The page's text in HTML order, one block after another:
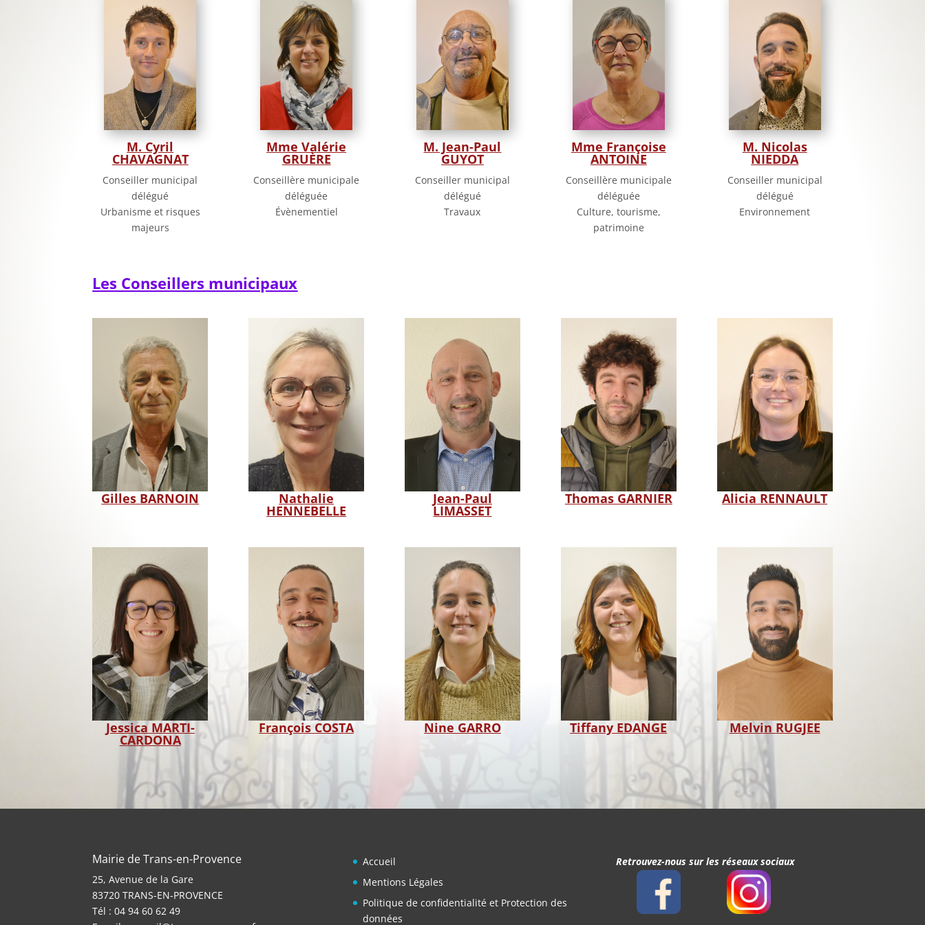
M. Cyril
CHAVAGNAT
Conseiller municipal
délégué
Urbanisme et risques
majeurs
Mme Valérie
GRUÈRE
Conseillère municipale
déléguée
Évènementiel
M. Jean-Paul
GUYOT
Conseiller municipal
délégué
Travaux
Mme Françoise
ANTOINE
Conseillère municipale
déléguée
Culture, tourisme,
patrimoine
M. Nicolas
NIEDDA
Conseiller municipal
délégué
Environnement
Les Conseillers municipaux
Gilles BARNOIN Nathalie
HENNEBELLE
Jean-Paul
LIMASSET
Thomas GARNIER Alicia RENNAULT
Jessica MARTI-
CARDONA
François COSTA Nine GARRO Tiffany EDANGE Melvin RUGJEE
Mairie de Trans-en-Provence
25, Avenue de la Gare
83720 TRANS-EN-PROVENCE
Tél : 04 94 60 62 49
Accueil
Mentions Légales
Politique de confidentialité et Protection des
données
Retrouvez-nous sur les réseaux sociaux